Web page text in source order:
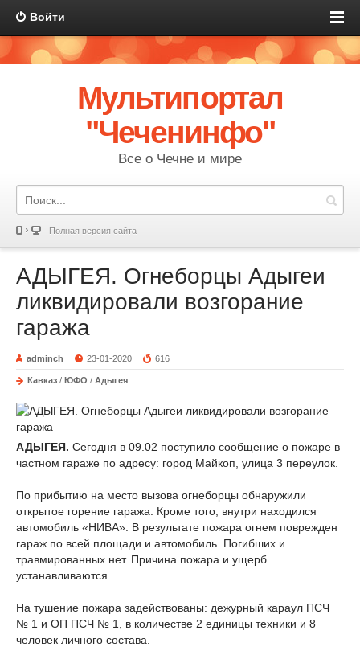
Войти
Мультипортал
"Чеченинфо"
Все о Чечне и мире
Полная версия сайта
АДЫГЕЯ. Огнеборцы Адыгеи
ликвидировали возгорание
гаража
adminch 23-01-2020 616
Кавказ / ЮФО / Адыгея
АДЫГЕЯ. Сегодня в 09.02 поступило сообщение о пожаре в
частном гараже по адресу: город Майкоп, улица 3 переулок.
По прибытию на место вызова огнеборцы обнаружили
открытое горение гаража. Кроме того, внутри находился
автомобиль «НИВА». В результате пожара огнем поврежден
гараж по всей площади и автомобиль. Погибших и
травмированных нет. Причина пожара и ущерб
устанавливаются.
На тушение пожара задействованы: дежурный караул ПСЧ
№ 1 и ОП ПСЧ № 1, в количестве 2 единицы техники и 8
человек личного состава.